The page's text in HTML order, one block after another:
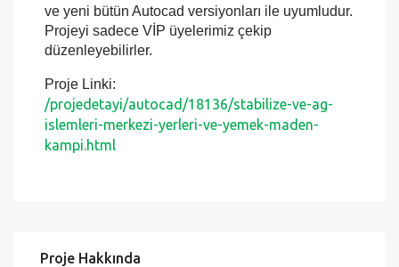
ve yeni bütün Autocad versiyonları ile uyumludur.
Projeyi sadece VİP üyelerimiz çekip
düzenleyebilirler.
Proje Linki:
/projedetayi/autocad/18136/stabilize-ve-ag-
islemleri-merkezi-yerleri-ve-yemek-maden-
kampi.html
Proje Hakkında